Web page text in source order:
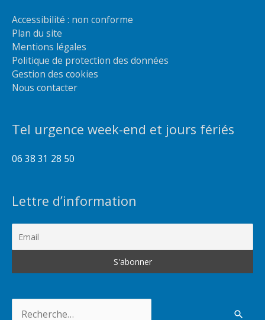
Accessibilité : non conforme
Plan du site
Mentions légales
Politique de protection des données
Gestion des cookies
Nous contacter
Tel urgence week-end et jours fériés
06 38 31 28 50
Lettre d’information